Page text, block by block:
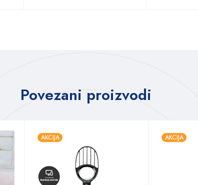
Povezani proizvodi
AKCIJA AKCIJA